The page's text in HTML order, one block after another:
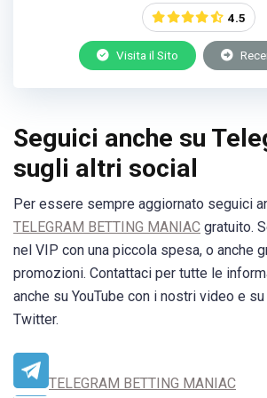
4.5
Visita il Sito
Seguici anche su
sugli altri social
Per essere sempre aggiornato seguici
TELEGRAM BETTING MANIAC gratuito.
nel VIP con una piccola spesa, o anche
promozioni. Contattaci per tutte le
anche su YouTube con i nostri video e
Twitter.
TELEGRAM BETTING MANIAC